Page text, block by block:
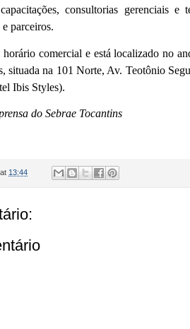
consultorias gerenciais e
parceiros.
comercial e está localizado no
situada na 101 Norte, Av. Teotônio
Ibis Styles).
do Sebrae Tocantins
at 13:44